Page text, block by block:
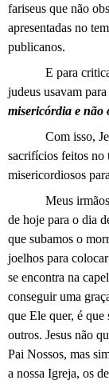
fariseus que não
apresentadas no
publicanos.
E para
judeus usavam
misericórdia e
Com isso,
sacrifícios feitos no
misericordiosos
Meus
de hoje para o dia
que subamos o
joelhos para
se encontra na
conseguir uma
que Ele quer, é que
outros. Jesus não
Pai Nossos, mas
a nossa Igreja, os